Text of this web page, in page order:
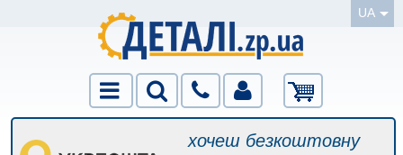
UA
хочеш безкоштовну